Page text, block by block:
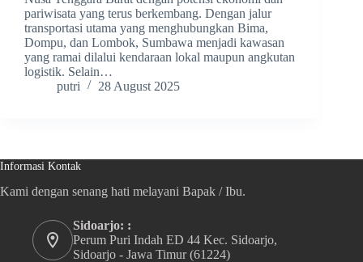
pariwisata yang terus berkembang. Dengan jalur
transportasi utama yang menghubungkan Bima,
Dompu, dan Lombok, Sumbawa menjadi kawasan
yang ramai dilalui kendaraan lokal maupun angkutan
logistik. Selain…
putri
28 August 2025
Informasi Kontak
Kami dengan senang hati melayani Bapak / Ibu.
Sidoarjo: :
Perum Puri Indah ED 44 Kec. Sidoarjo,
Sidoarjo - Jawa Timur (61224)